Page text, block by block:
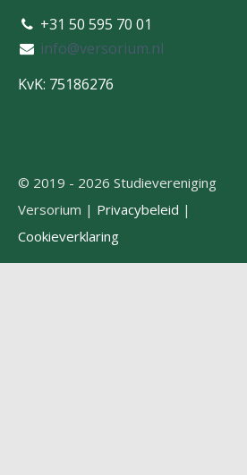
+31 50 595 70 01
info@versorium.nl
KvK: 75186276
© 2019 - 2026 Studievereniging
Versorium | Privacybeleid |
Cookieverklaring